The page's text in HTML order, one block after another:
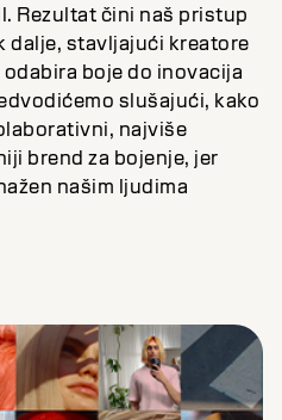
Rezultat čini naš pristup
dalje, stavljajući kreatore
boje do inovacija
slušajući, kako
najviše
brend za bojenje, jer
našim ljudima